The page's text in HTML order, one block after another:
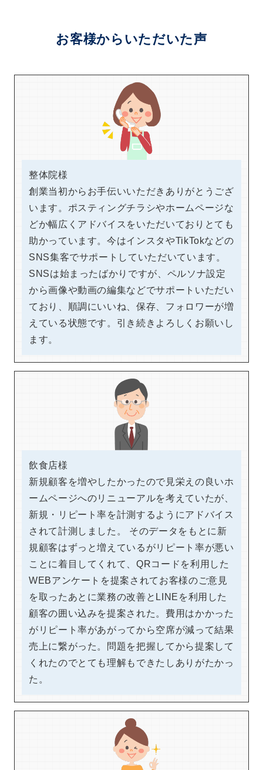
お客様からいただいた声
整体院様
創業当初からお手伝いいただきありがとうござ
います。ポスティングチラシやホームページな
どか幅広くアドバイスをいただいておりとても
助かっています。今はインスタやTikTokなどの
SNS集客でサポートしていただいています。
SNSは始まったばかりですが、ペルソナ設定
から画像や動画の編集などでサポートいただい
ており、順調にいいね、保存、フォロワーが増
えている状態です。引き続きよろしくお願いし
ます。
飲食店様
新規顧客を増やしたかったので見栄えの良いホ
ームページへのリニューアルを考えていたが、
新規・リピート率を計測するようにアドバイス
されて計測しました。 そのデータをもとに新
規顧客はずっと増えているがリピート率が悪い
ことに着目してくれて、QRコードを利用した
WEBアンケートを提案されてお客様のご意見
を取ったあとに業務の改善とLINEを利用した
顧客の囲い込みを提案された。費用はかかった
がリピート率があがってから空席が減って結果
売上に繋がった。問題を把握してから提案して
くれたのでとても理解もできたしありがたかっ
た。